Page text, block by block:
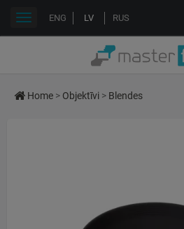
ENG LV RUS
Toggle
Home > Objektīvi > Blendes